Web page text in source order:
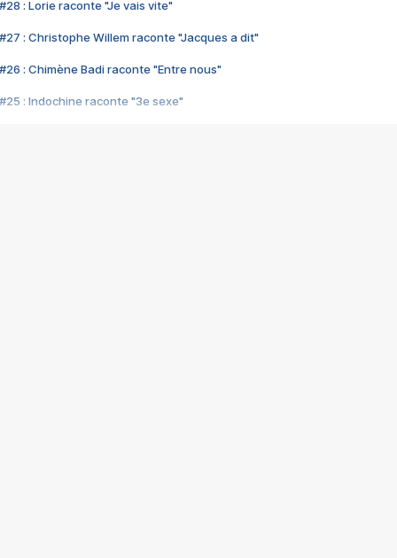
#28 : Lorie raconte "Je vais vite"
#27 : Christophe Willem raconte "Jacques a dit"
#26 : Chimène Badi raconte "Entre nous"
#25 : Indochine raconte "3e sexe"